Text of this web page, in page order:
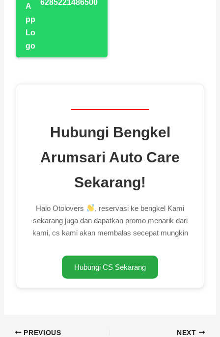
6285221486500
Hubungi Bengkel
Arumsari Auto Care
Sekarang!
Halo Otolovers
, reservasi ke bengkel Kami
sekarang juga dan dapatkan promo menarik dari
kami, cs kami akan membalas secepat mungkin
Hubungi CS Sekarang
PREVIOUS NEXT